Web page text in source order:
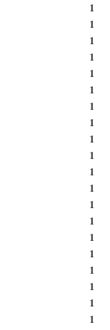
1
1
1
1
1
1
1
1
1
1
1
1
1
1
1
1
1
1
1
1